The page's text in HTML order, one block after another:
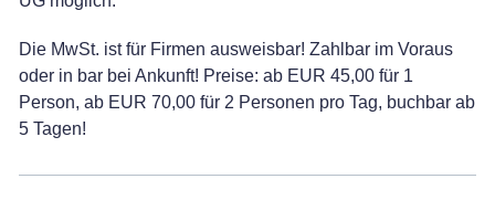
Die MwSt. ist für Firmen ausweisbar! Zahlbar im Voraus
oder in bar bei Ankunft! Preise: ab EUR 45,00 für 1
Person, ab EUR 70,00 für 2 Personen pro Tag, buchbar ab
5 Tagen!